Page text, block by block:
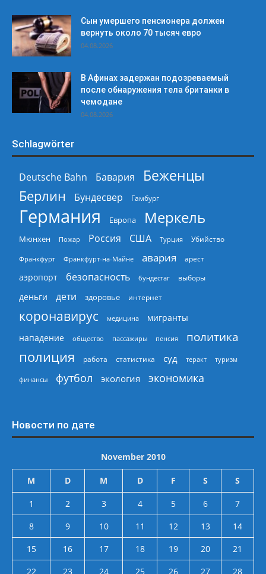
Сын умершего пенсионера должен
вернуть около 70 тысяч евро
04.08.2026
В Афинах задержан подозреваемый
после обнаружения тела британки в
чемодане
04.08.2026
Schlagwörter
Deutsche Bahn Бавария
Беженцы
Берлин
Бундесвер Гамбург
Германия Европа Меркель
Мюнхен Пожар Россия США Турция Убийство
Франкфурт Франкфурт-на-Майне авария арест
аэропорт безопасность бундестаг выборы
деньги дети здоровье интернет
коронавирус медицина
мигранты
нападение
общество пассажиры пенсия политика
полиция работа статистика суд теракт туризм
финансы футбол экология экономика
Новости по дате
November 2010
M D M D F S S
1 2 3 4 5 6
7
8
9 10 11 12 13
14
15
16 17 18 19 20
21
22
23 24 25 26 27 28